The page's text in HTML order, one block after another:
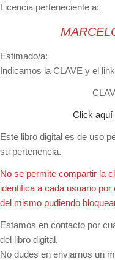
Licencia perteneciente a:
Estimado/a:
Indicamos la CLAVE y el
Click aquí
Este libro digital es de uso
su pertenencia.
No se permite compartir la
identifica a cada usuario
del mismo pudiendo
Estamos en contacto por
del libro digital.
No dudes en enviarnos un